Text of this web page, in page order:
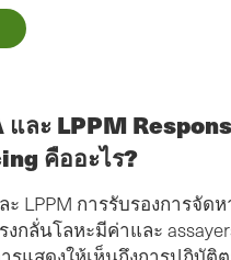
และ LPPM
คืออะไร?
ะ LPPM การรับรองการจัด
งกลั่นโลหะมีค่าและ